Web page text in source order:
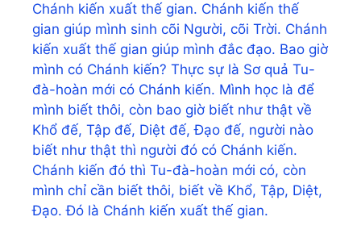
Chánh kiến xuất thế gian. Chánh kiến thế
gian giúp mình sinh cõi Người, cõi Trời. Chánh
kiến xuất thế gian giúp mình đắc đạo. Bao giờ
mình có Chánh kiến? Thực sự là Sơ quả Tu-
đà-hoàn mới có Chánh kiến. Mình học là để
mình biết thôi, còn bao giờ biết như thật về
Khổ đế, Tập đế, Diệt đế, Đạo đế, người nào
biết như thật thì người đó có Chánh kiến.
Chánh kiến đó thì Tu-đà-hoàn mới có, còn
mình chỉ cần biết thôi, biết về Khổ, Tập, Diệt,
Đạo. Đó là Chánh kiến xuất thế gian.